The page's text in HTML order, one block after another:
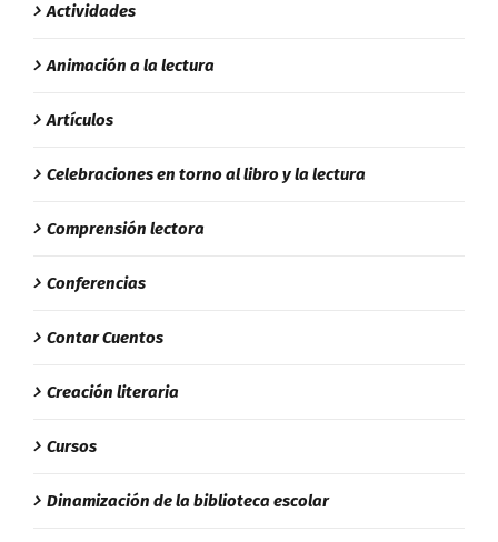
Actividades
Animación a la lectura
Artículos
Celebraciones en torno al libro y la lectura
Comprensión lectora
Conferencias
Contar Cuentos
Creación literaria
Cursos
Dinamización de la biblioteca escolar